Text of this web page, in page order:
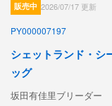
販売中 2026/07/17 更新
PY000007197
シェットランド・シ
ッグ
坂田有佳里ブリーダー